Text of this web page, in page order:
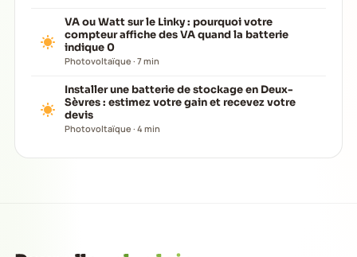
VA ou Watt sur le Linky : pourquoi votre
compteur affiche des VA quand la batterie
indique 0
Photovoltaïque · 7 min
Installer une batterie de stockage en Deux-
Sèvres : estimez votre gain et recevez votre
devis
Photovoltaïque · 4 min